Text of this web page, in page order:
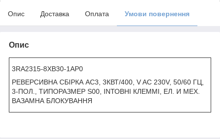
Опис Доставка Оплата Умови повернення
Опис
3RA2315-8XB30-1AP0
РЕВЕРСИВНА СБІРКА AC3, 3КВТ/400, V AC 230V, 50/60 ГЦ,
3-ПОЛ., ТИПОРАЗМЕР S00, INТОВНІ КЛЕММІ, ЕЛ. И МЕХ.
ВАЗАМНА БЛОКУВАННЯ